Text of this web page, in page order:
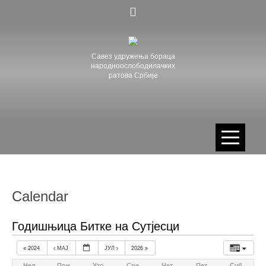
Савез удружења бораца
народноослободилачких
ратова Србије
Calendar
Годишњица Битке на Сутјесци
2024 МАЈ ЈУЛ 2026